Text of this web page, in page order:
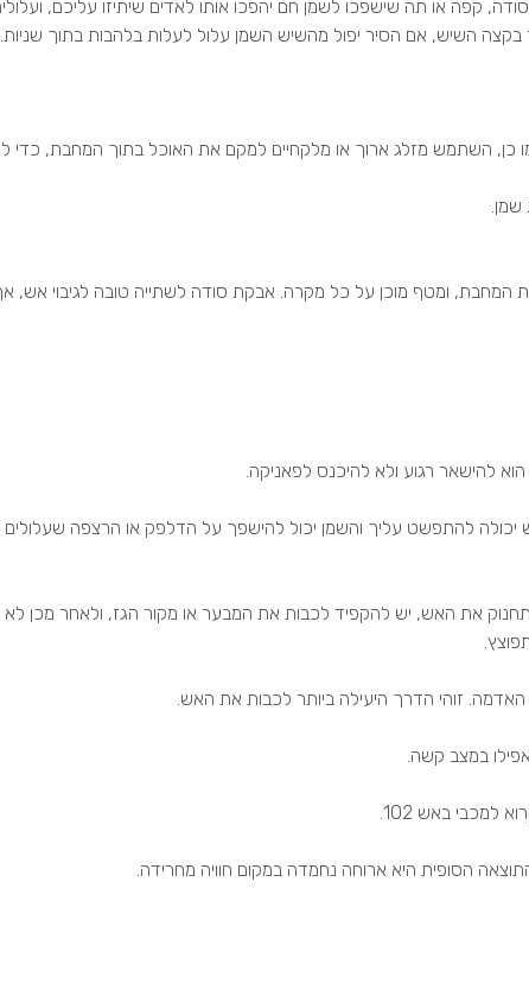
קפה או תה שישפכו לשמן חם יהפכו אותו לאדים שיתיזו עליכם,
השיש, אם הסיר יפול מהשיש השמן עלול לעלות בלהבות בתוך שניות.
כן, השתמש מזלג ארוך או מלקחיים למקם את האוכל בתוך המחבת, כדי
ומטף מוכן על כל מקרה. אבקת סודה לשתייה טובה לגיבוי אש,
להישאר רגוע ולא להיכנס לפאניקה.
להתפשט עליך והשמן יכול להישפך על הדלפק או הרצפה
זוהי הדרך היעילה ביותר לכבות את האש.
במצב קשה.
באש 102.
הסופית היא ארוחה נחמדה במקום חוויה מחרידה.